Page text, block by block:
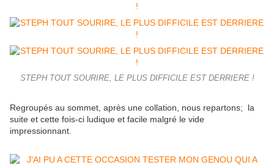
STEPH TOUT SOURIRE, LE PLUS DIFFICILE EST DERRIERE !
Regroupés au sommet, après une collation, nous repartons; la
suite et cette fois-ci ludique et facile malgré le vide
impressionnant.